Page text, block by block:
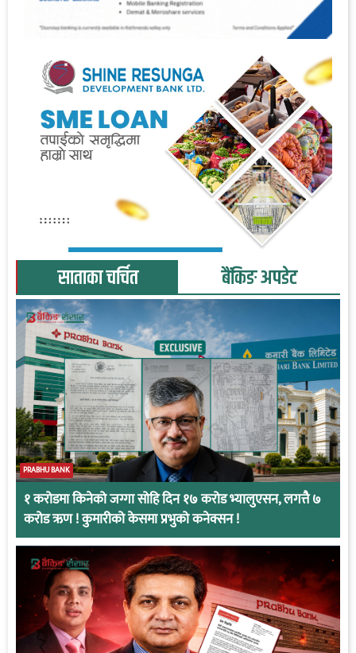
साताका चर्चित बैंकिङ अपडेट
PRABHU BANK
१ करोडमा किनेको जग्गा सोहि दिन १७ करोड भ्यालुएसन, लगत्तै ७
करोड ऋण ! कुमारीको केसमा प्रभुको कनेक्सन !